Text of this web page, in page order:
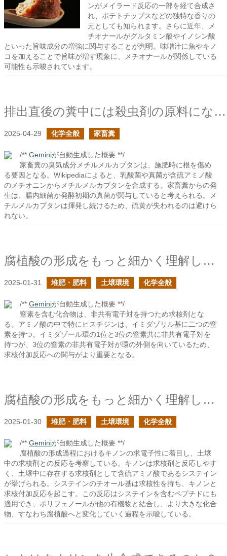
ンがメイラード反応の一部を経て合成さ
れ、ポテトチップスなどの独特な香りの
元としても知られます。さらに近年、メ
チオナールがグルタミン酸やイノシン酸
といった旨味成分の増強に関与することが判明。味噌汁に魚やキノ
コを加えることで旨味が増す現象に、メチオナールが関係している
可能性も示唆されています。
排出直後の糞中には殺虫剤の原料になりそうな臭気化合物が含まれているの続き
2025-04-29 化学全般 家畜糞
/** Geminiが自動生成した概要 **/
家畜糞の臭気成分メチルメルカプタンは、施肥時に根を傷め
る要因となる。Wikipediaによると、乳酸菌や真菌が含硫アミノ酸
のメチオニンからメチルメルカプタンを合成する。家畜糞からの発
生は、腸内細菌か発酵初期の真菌が関与していると考えられる。メ
チルメルカプタンは揮発し続けるため、硫黄が失われるのは避けら
れない。
腐植酸の形成をもっと細かく理解したい３
2025-01-31 堆肥・肥料 土壌環境 化学全般
/** Geminiが自動生成した概要 **/
窒素を含む化合物は、非共有電子対を持つため求核剤とな
る。アミノ酸の中で特にヒスチジンは、イミダゾリル基に二つの窒
素を持つ。イミダゾール環の1位と3位の窒素共に非共有電子対を
持つが、3位の窒素の非共有電子対が環の外側を向いているため、
求核付加反応への関与がより重要となる。
腐植酸の形成をもっと細かく理解したい２
2025-01-30 堆肥・肥料 土壌環境 化学全般
/** Geminiが自動生成した概要 **/
腐植酸の形成過程におけるキノンの求電子性に着目し、土壌
中の求核剤との反応を考察している。キノンは求核剤と反応しやす
く、土壌中に存在する求核剤として含硫アミノ酸であるシステイン
が挙げられる。システインのチオール基は求核性を持ち、キノンと
求核付加反応を起こす。この反応はシステインを含むペプチドにも
適用でき、ポリフェノールが他の有機物と結合し、より大きな化合
物、すなわち腐植酸へと変化していく過程を示唆している。